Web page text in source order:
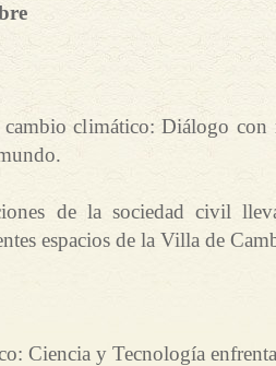
climático: Diálogo con
de la sociedad civil
espacios de la Villa de
Ciencia y Tecnología